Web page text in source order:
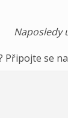
Naposledy
Připojte se